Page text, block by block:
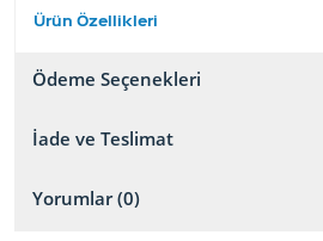
Ürün Özellikleri
Ödeme Seçenekleri
İade ve Teslimat
Yorumlar (0)